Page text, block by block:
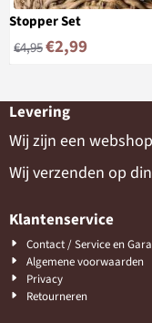
Stopper Set
€4,95€2,99
Levering
Wij zijn een
Wij verzenden op
Klantenservice
Contact / Service en
Algemene voorwaarden
Privacy
Retourneren